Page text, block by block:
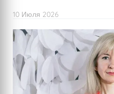
10 Июля 2026